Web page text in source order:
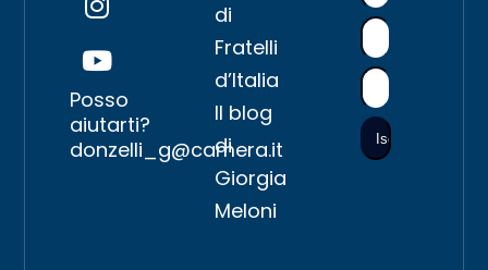
Posso
aiutarti?
donzelli_g@camera.it
di
Fratelli
d’Italia
Il blog
di
Giorgia
Meloni